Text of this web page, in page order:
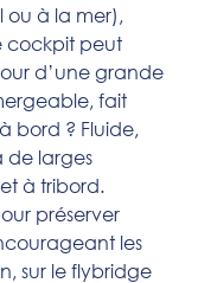
ou à la mer),
cockpit peut
d’une grande
fait
bord ? Fluide,
de larges
à tribord.
préserver
les
sur le flybridge